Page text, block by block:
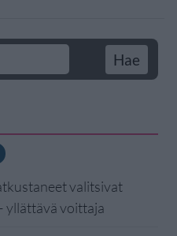
valitsivat
yllättävä voittaja